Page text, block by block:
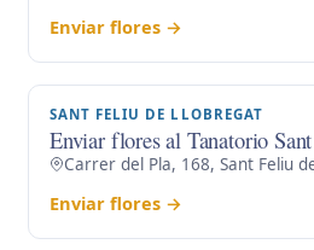
Enviar flores →
SANT FELIU DE LLOBREGAT
Enviar flores al Tanatorio
Carrer del Pla, 168, Sant Feliu
Enviar flores →